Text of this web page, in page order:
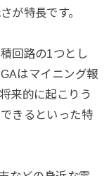
が特長です。
回路の1つとし
はマイニング報
来的に起こりう
きるといった特